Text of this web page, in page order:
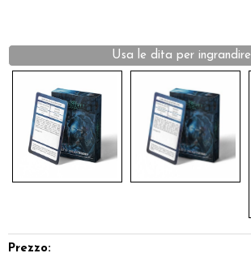
Usa le dita per ingrandire
Prezzo: